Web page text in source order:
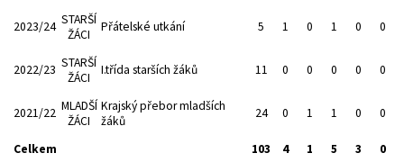
2023/24 STARŠÍ
ŽÁCI
Přátelské utkání 5 1 0 1 0 0
2022/23 STARŠÍ
ŽÁCI
I.třída starších žáků 11 0 0 0 0 0
2021/22 MLADŠÍ
ŽÁCI
Krajský přebor mladších
žáků
24 0 1 1 0 0
Celkem 103 4 1 5 3 0